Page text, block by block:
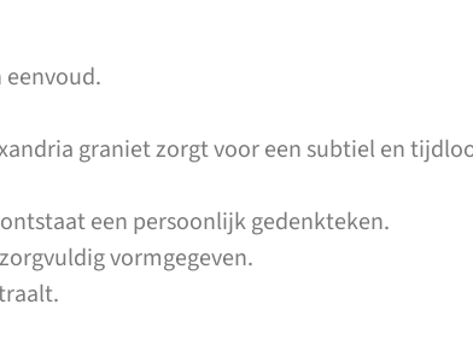
graniet zorgt voor een subtiel en
een persoonlijk gedenkteken.
vormgegeven.